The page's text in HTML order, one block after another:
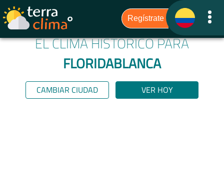
EL CLIMA HISTÓRICO PARA
FLORIDABLANCA
CAMBIAR CIUDAD VER HOY